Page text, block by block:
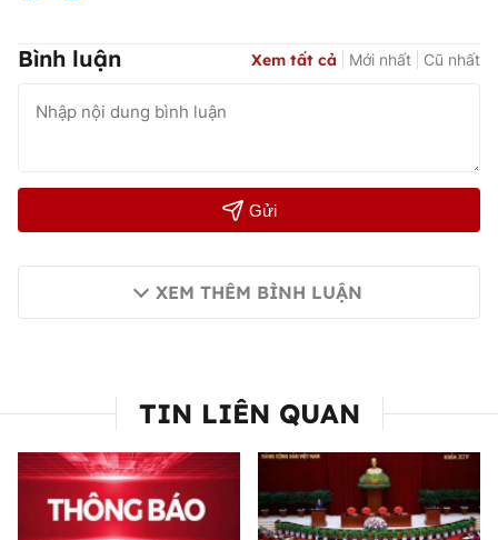
Bình luận Xem tất cả Mới nhất Cũ nhất
Gửi
XEM THÊM BÌNH LUẬN
TIN LIÊN QUAN